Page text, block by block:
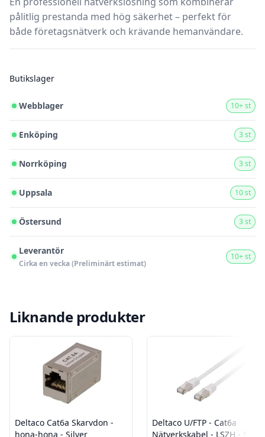
pålitlig prestanda med hög säkerhet – perfekt för
både företagsnätverk och krävande hemanvändare.
Butikslager
Webblager 10+ st
Enköping 3 st
Norrköping 3 st
Uppsala 10 st
Östersund 3 st
Leverantör
Cirka en vecka (Preliminärt estimat)
10+ st
Liknande produkter
Deltaco Cat6a Skarvdon -
hona-hona - Silver
Deltaco U/FTP - Cat6a
Nätverkskabel - LSZH - 5m -